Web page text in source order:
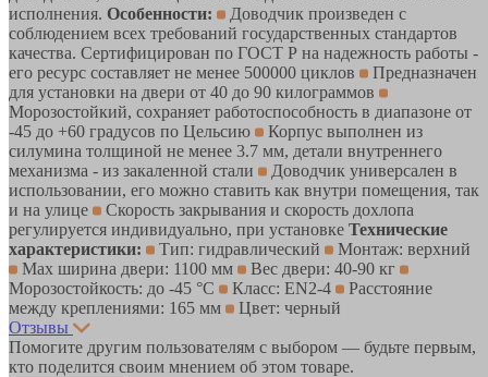
исполнения. Особенности:
Доводчик произведен с
соблюдением всех требований государственных стандартов
качества. Сертифицирован по ГОСТ Р на надежность работы -
его ресурс составляет не менее 500000 циклов
Предназначен
для установки на двери от 40 до 90 килограммов
Морозостойкий, сохраняет работоспособность в диапазоне от
-45 до +60 градусов по Цельсию
Корпус выполнен из
силумина толщиной не менее 3.7 мм, детали внутреннего
механизма - из закаленной стали
Доводчик универсален в
использовании, его можно ставить как внутри помещения, так
и на улице
Скорость закрывания и скорость дохлопа
регулируется индивидуально, при установке Технические
характеристики:
Тип: гидравлический
Монтаж: верхний
Max ширина двери: 1100 мм
Вес двери: 40-90 кг
Морозостойкость: до -45 °С
Класс: EN2-4
Расстояние
между креплениями: 165 мм
Цвет: черный
Отзывы
Помогите другим пользователям с выбором — будьте первым,
кто поделится своим мнением об этом товаре.